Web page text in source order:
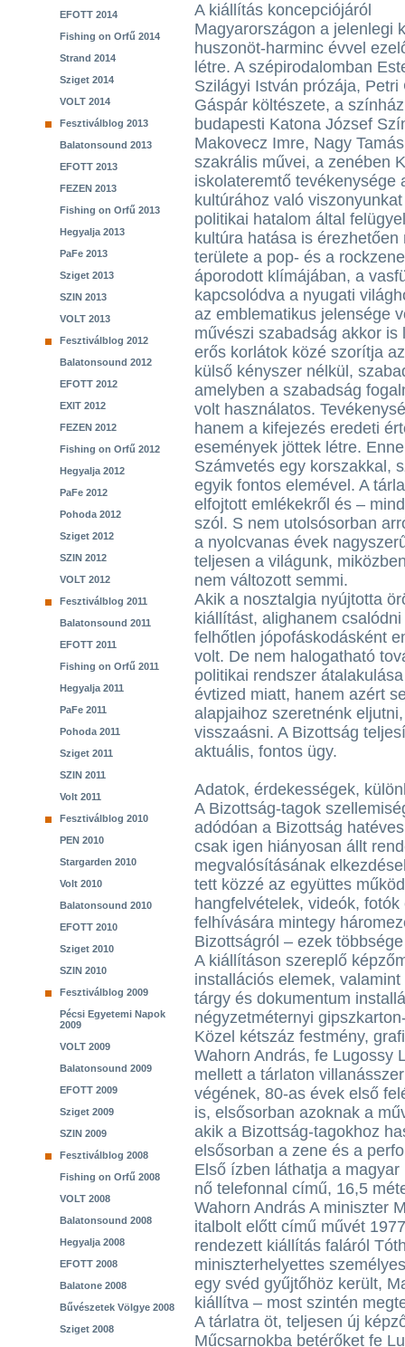
EFOTT 2014
Fishing on Orfű 2014
Strand 2014
Sziget 2014
VOLT 2014
Fesztiválblog 2013
Balatonsound 2013
EFOTT 2013
FEZEN 2013
Fishing on Orfű 2013
Hegyalja 2013
PaFe 2013
Sziget 2013
SZIN 2013
VOLT 2013
Fesztiválblog 2012
Balatonsound 2012
EFOTT 2012
EXIT 2012
FEZEN 2012
Fishing on Orfű 2012
Hegyalja 2012
PaFe 2012
Pohoda 2012
Sziget 2012
SZIN 2012
VOLT 2012
Fesztiválblog 2011
Balatonsound 2011
EFOTT 2011
Fishing on Orfű 2011
Hegyalja 2011
PaFe 2011
Pohoda 2011
Sziget 2011
SZIN 2011
Volt 2011
Fesztiválblog 2010
PEN 2010
Stargarden 2010
Volt 2010
Balatonsound 2010
EFOTT 2010
Sziget 2010
SZIN 2010
Fesztiválblog 2009
Pécsi Egyetemi Napok
2009
VOLT 2009
Balatonsound 2009
EFOTT 2009
Sziget 2009
SZIN 2009
Fesztiválblog 2008
Fishing on Orfű 2008
VOLT 2008
Balatonsound 2008
Hegyalja 2008
EFOTT 2008
Balatone 2008
Bűvészetek Völgye 2008
Sziget 2008
A kiállítás koncepciójáról
Magyarországon a jelenlegi
huszonöt-harminc évvel
létre. A szépirodalomban
Szilágyi István prózája,
Gáspár költészete, a
budapesti Katona József
Makovecz Imre, Nagy
szakrális művei, a zenében
iskolateremtő tevékenysége
kultúrához való
politikai hatalom által
kultúra hatása is
területe a pop- és a
áporodott klímájában, a
kapcsolódva a nyugati
az emblematikus jelensége
művészi szabadság akkor
erős korlátok közé szorítja
külső kényszer nélkül,
amelyben a szabadság
volt használatos.
hanem a kifejezés eredeti
események jöttek létre.
Számvetés egy korszakkal,
egyik fontos elemével. A
elfojtott emlékekről és –
szól. S nem utolsósorban
a nyolcvanas évek
teljesen a világunk,
nem változott semmi.
Akik a nosztalgia nyújtotta
kiállítást, alighanem
felhőtlen jópofáskodásként
volt. De nem halogatható
politikai rendszer
évtized miatt, hanem azért
alapjaihoz szeretnénk
visszaásni. A Bizottság
aktuális, fontos ügy.
Adatok, érdekességek,
A Bizottság-tagok
adódóan a Bizottság
csak igen hiányosan állt
megvalósításának
tett közzé az együttes
hangfelvételek, videók,
felhívására mintegy
Bizottságról – ezek
A kiállításon szereplő
installációs elemek,
tárgy és dokumentum
négyzetméternyi
Közel kétszáz festmény,
Wahorn András, fe Lugossy
mellett a tárlaton
végének, 80-as évek első
is, elsősorban azoknak a
akik a Bizottság-tagokhoz
elsősorban a zene és a
Első ízben láthatja a
nő telefonnal című, 16,5
Wahorn András A miniszter
italbolt előtt című művét
rendezett kiállítás faláról
miniszterhelyettes
egy svéd gyűjtőhöz került,
kiállítva – most szintén
A tárlatra öt, teljesen új
Műcsarnokba betérőket fe